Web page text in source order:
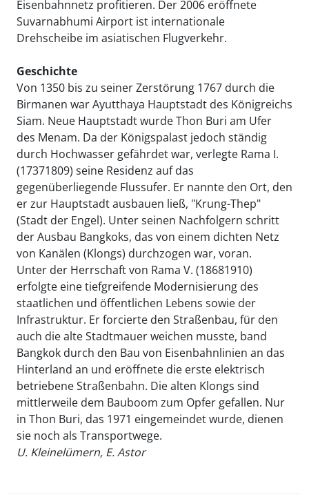
Eisenbahnnetz profitieren. Der 2006 eröffnete
Suvarnabhumi Airport ist internationale
Drehscheibe im asiatischen Flugverkehr.
Geschichte
Von 1350 bis zu seiner Zerstörung 1767 durch die
Birmanen war Ayutthaya Hauptstadt des Königreichs
Siam. Neue Hauptstadt wurde Thon Buri am Ufer
des Menam. Da der Königspalast jedoch ständig
durch Hochwasser gefährdet war, verlegte Rama I.
(17371809) seine Residenz auf das
gegenüberliegende Flussufer. Er nannte den Ort, den
er zur Hauptstadt ausbauen ließ, "Krung-Thep"
(Stadt der Engel). Unter seinen Nachfolgern schritt
der Ausbau Bangkoks, das von einem dichten Netz
von Kanälen (Klongs) durchzogen war, voran.
Unter der Herrschaft von Rama V. (18681910)
erfolgte eine tiefgreifende Modernisierung des
staatlichen und öffentlichen Lebens sowie der
Infrastruktur. Er forcierte den Straßenbau, für den
auch die alte Stadtmauer weichen musste, band
Bangkok durch den Bau von Eisenbahnlinien an das
Hinterland an und eröffnete die erste elektrisch
betriebene Straßenbahn. Die alten Klongs sind
mittlerweile dem Bauboom zum Opfer gefallen. Nur
in Thon Buri, das 1971 eingemeindet wurde, dienen
sie noch als Transportwege.
U. Kleinelümern, E. Astor